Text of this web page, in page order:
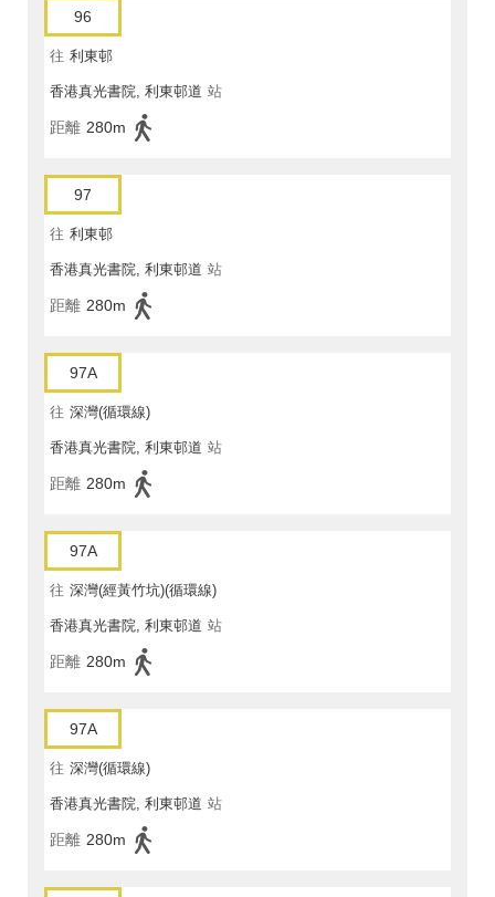
96
往 利東邨
香港真光書院, 利東邨道 站
距離 280m
97
往 利東邨
香港真光書院, 利東邨道 站
距離 280m
97A
往 深灣(循環線)
香港真光書院, 利東邨道 站
距離 280m
97A
往 深灣(經黃竹坑)(循環線)
香港真光書院, 利東邨道 站
距離 280m
97A
往 深灣(循環線)
香港真光書院, 利東邨道 站
距離 280m